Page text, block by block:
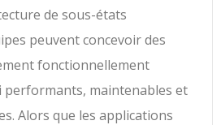
de sous-états
peuvent concevoir des
fonctionnellement
performants, maintenables et
Alors que les applications